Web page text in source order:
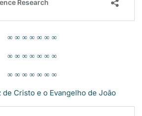
∞ ∞ ∞ ∞ ∞ ∞ ∞
∞ ∞ ∞ ∞ ∞ ∞ ∞
∞ ∞ ∞ ∞ ∞ ∞ ∞
de Cristo e o Evangelho de João